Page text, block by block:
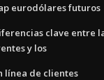
eurodólares futuros
clave entre
y los
línea de clientes